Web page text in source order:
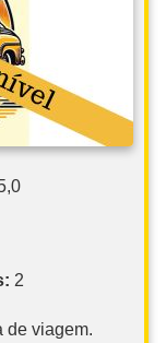
2
de viagem.